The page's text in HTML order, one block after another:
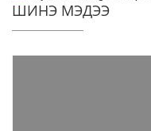
ШИНЭ МЭДЭЭ